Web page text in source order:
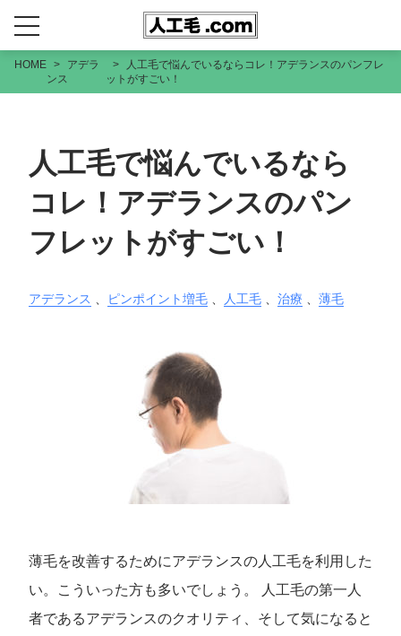
HOME
アデラ
ンス
人工毛で悩んでいるならコレ！アデランスのパンフレ
ットがすごい！
人工毛で悩んでいるなら
コレ！アデランスのパン
フレットがすごい！
アデランス ピンポイント増毛 人工毛 治療 薄毛
薄毛を改善するためにアデランスの人工毛を利用した
い。こういった方も多いでしょう。 人工毛の第一人
者であるアデランスのクオリティ、そして気になると